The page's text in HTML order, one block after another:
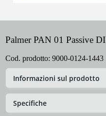
Palmer PAN 01 Passive
Cod. prodotto: 9000-0124-1443
Informazioni sul prodotto
Specifiche